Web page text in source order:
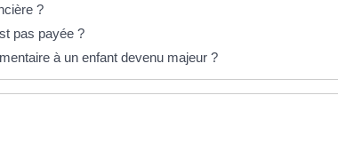
?
pas payée ?
à un enfant devenu majeur ?